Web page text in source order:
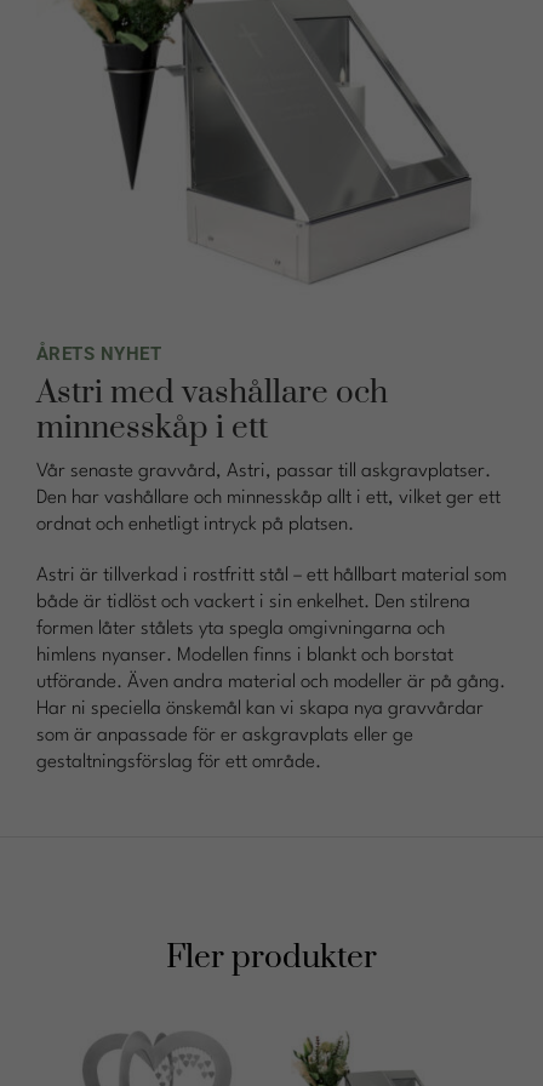
ÅRETS NYHET
Astri med vashållare och
minnesskåp i ett
Vår senaste gravvård, Astri, passar till askgravplatser.
Den har vashållare och minnesskåp allt i ett, vilket ger ett
ordnat och enhetligt intryck på platsen.
Astri är tillverkad i rostfritt stål – ett hållbart material som
både är tidlöst och vackert i sin enkelhet. Den stilrena
formen låter stålets yta spegla omgivningarna och
himlens nyanser. Modellen finns i blankt och borstat
utförande. Även andra material och modeller är på gång.
Har ni speciella önskemål kan vi skapa nya gravvårdar
som är anpassade för er askgravplats eller ge
gestaltningsförslag för ett område.
Fler produkter
Nödvändiga
Dessa kakor
går inte att